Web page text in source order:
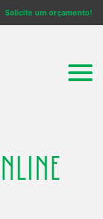
Solicite um orçamento!